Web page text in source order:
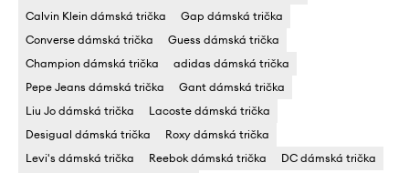
Calvin Klein dámská trička
Gap dámská trička
Converse dámská trička
Guess dámská trička
Champion dámská trička
adidas dámská trička
Pepe Jeans dámská trička
Gant dámská trička
Liu Jo dámská trička
Lacoste dámská trička
Desigual dámská trička
Roxy dámská trička
Levi's dámská trička
Reebok dámská trička
DC dámská trička